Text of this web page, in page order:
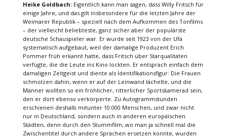
Heike Goldbach:Eigentlich kann man sagen, dass Willy Fritsch für
einige Jahre, und das gilt insbesondere für die letzten Jahre der
Weimarer Republik – speziell nach dem Aufkommen des Tonfilms
– der vielleicht beliebteste, ganz sicher aber der populärste
deutsche Schauspieler war. Er wurde seit 1923 von der Ufa
systematisch aufgebaut, weil der damalige Produzent Erich
Pommer früh erkannt hatte, dass Fritsch über Starqualitäten
verfügte, die die Leute ins Kino lockten. Er entsprach einfach dem
damaligen Zeitgeist und diente als Identifikationsfigur: Die Frauen
schmolzen dahin, wenn er auf der Leinwand lächelte, und die
Männer wollten so ein fröhlicher, ritterlicher Sportskamerad sein,
den er dort ebenso verkörperte. Zu Autogrammstunden
erschienen deshalb mitunter 10.000 Menschen, und zwar nicht
nur in Deutschland, sondern auch in anderen europäischen
Städten, denn durch den Stummfilm, wo man ja schnell mal die
Zwischentitel durch andere Sprachen ersetzen konnte, wurden